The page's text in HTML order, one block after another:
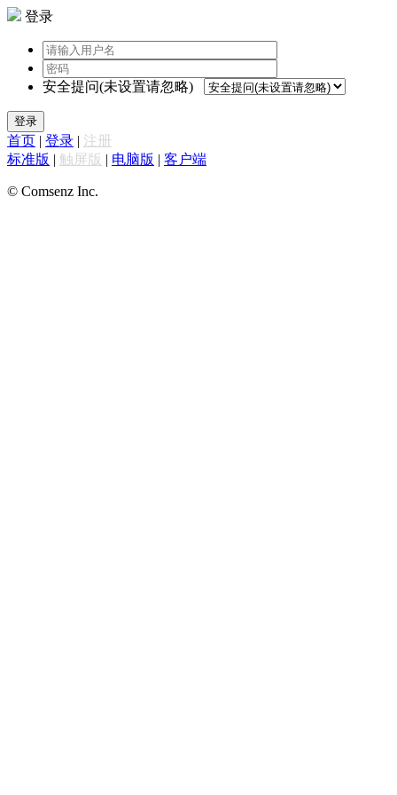
登录
安全提问(未设置请忽略)
登录
首页 | 登录 | 注册
标准版 | 触屏版 | 电脑版 | 客户端
© Comsenz Inc.